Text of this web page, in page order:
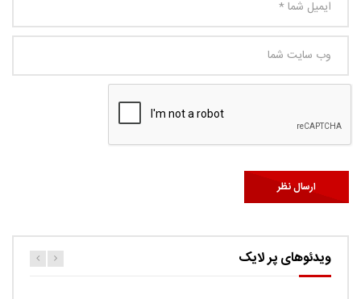
ویدئوهای پر لایک